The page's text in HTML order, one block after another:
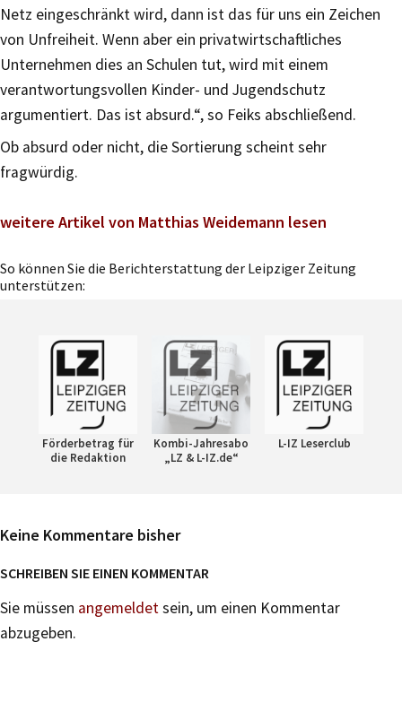
Netz eingeschränkt wird, dann ist das für uns ein Zeichen
von Unfreiheit. Wenn aber ein privatwirtschaftliches
Unternehmen dies an Schulen tut, wird mit einem
verantwortungsvollen Kinder- und Jugendschutz
argumentiert. Das ist absurd.“, so Feiks abschließend.
Ob absurd oder nicht, die Sortierung scheint sehr
fragwürdig.
weitere Artikel von Matthias Weidemann lesen
So können Sie die Berichterstattung der Leipziger Zeitung
unterstützen:
Förderbetrag für
die Redaktion
Kombi-Jahresabo
„LZ & L-IZ.de“
L-IZ Leserclub
Keine Kommentare bisher
SCHREIBEN SIE EINEN KOMMENTAR
Sie müssen angemeldetsein, um einen Kommentar
abzugeben.